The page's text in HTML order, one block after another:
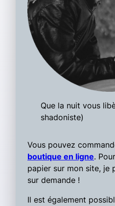
Que la nuit vous
shadoniste)
Vous pouvez
boutique en ligne.
papier sur mon site, je
sur demande !
Il est également